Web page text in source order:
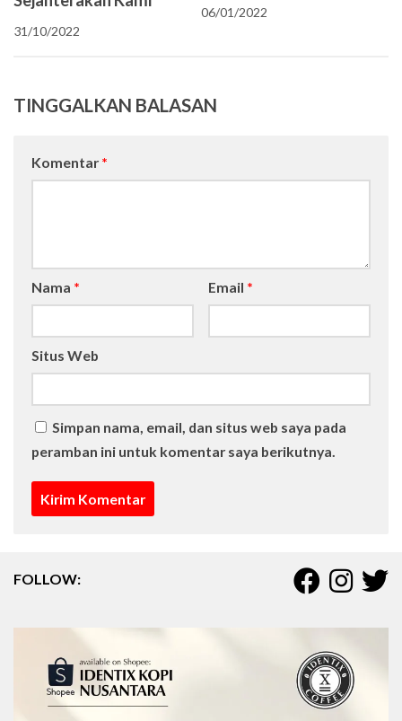
31/10/2022
06/01/2022
TINGGALKAN BALASAN
Komentar *
Nama * Email *
Situs Web
Simpan nama, email, dan situs web saya pada
peramban ini untuk komentar saya berikutnya.
FOLLOW: